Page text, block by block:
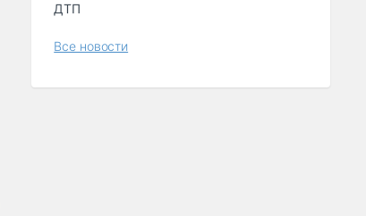
ДТП
Все новости